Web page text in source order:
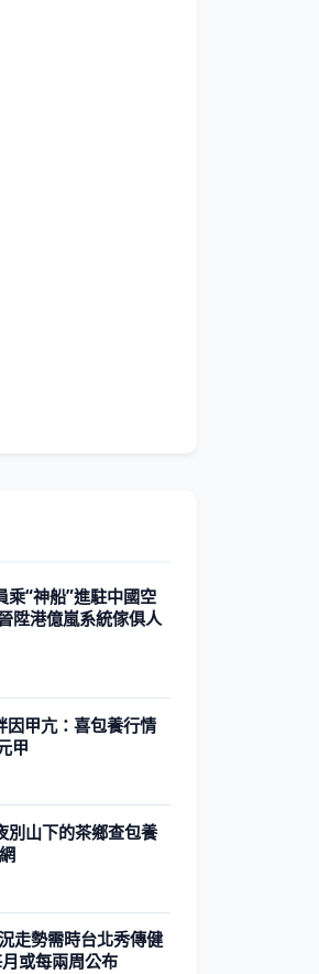
乘“神船”進駐中國空
陞港億嵐系統傢俱人
因甲亢：喜包養行情
甲
別山下的茶鄉查包養
走勢需時台北秀傳健
或每兩周公布